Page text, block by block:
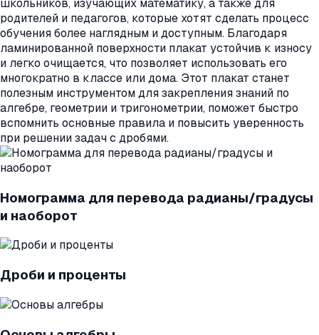
школьников, изучающих математику, а также для
родителей и педагогов, которые хотят сделать процесс
обучения более наглядным и доступным. Благодаря
ламинированной поверхности плакат устойчив к износу
и легко очищается, что позволяет использовать его
многократно в классе или дома. Этот плакат станет
полезным инструментом для закрепления знаний по
алгебре, геометрии и тригонометрии, поможет быстро
вспомнить основные правила и повысить уверенность
при решении задач с дробями.
Номограмма для перевода радианы/градусы
и наоборот
Дроби и проценты